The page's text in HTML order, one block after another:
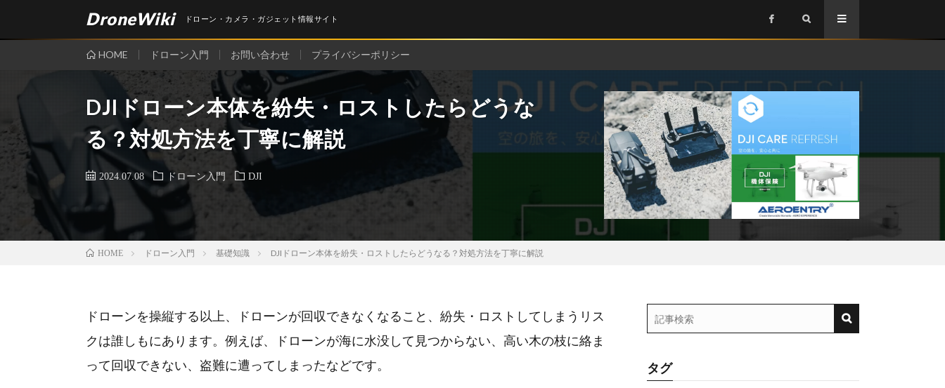
DroneWiki ドローン・カメラ・ガジェット情報サイト
HOME ドローン入門 お問い合わせ プライバシーポリシー
DJIドローン本体を紛失・ロストしたらどうな
る？対処方法を丁寧に解説
2024.07.08 ドローン入門 DJI
HOME ドローン入門 基礎知識 DJIドローン本体を紛失・ロストしたらどうなる？対処方法を丁寧に解説
ドローンを操縦する以上、ドローンが回収できなくなること、紛失・ロストしてしまうリス
クは誰しもにあります。例えば、ドローンが海に水没して見つからない、高い木の枝に絡ま
って回収できない、盗難に遭ってしまったなどです。
タグ